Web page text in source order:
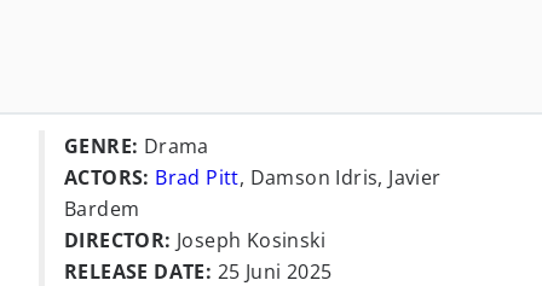
GENRE: Drama
ACTORS: Brad Pitt, Damson Idris, Javier
Bardem
DIRECTOR: Joseph Kosinski
RELEASE DATE: 25 Juni 2025